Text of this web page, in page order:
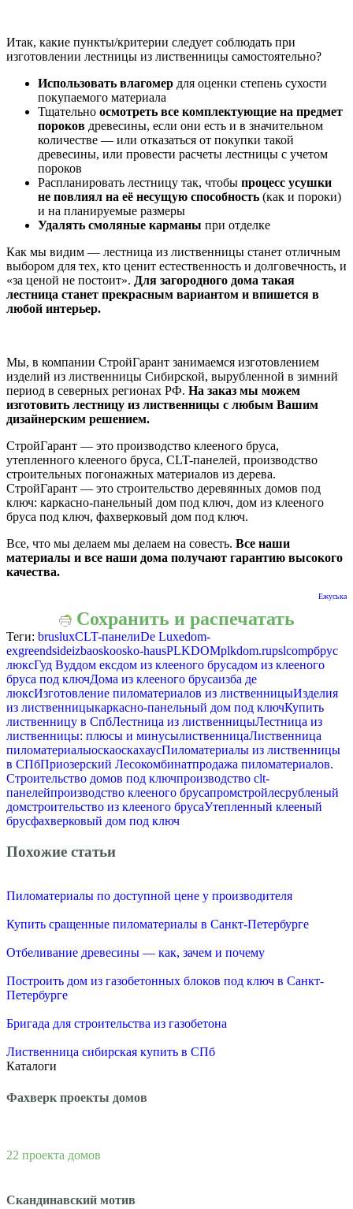
Итак, какие пункты/критерии следует соблюдать при
изготовлении лестницы из лиственницы самостоятельно?
Использовать влагомер для оценки степень сухости
покупаемого материала
Тщательно осмотреть все комплектующие на предмет
пороков древесины, если они есть и в значительном
количестве — или отказаться от покупки такой
древесины, или провести расчеты лестницы с учетом
пороков
Распланировать лестницу так, чтобы процесс усушки
не повлиял на её несущую способность (как и пороки)
и на планируемые размеры
Удалять смоляные карманы при отделке
Как мы видим — лестница из лиственницы станет отличным
выбором для тех, кто ценит естественность и долговечность, и
«за ценой не постоит». Для загородного дома такая
лестница станет прекрасным вариантом и впишется в
любой интерьер.
Мы, в компании СтройГарант занимаемся изготовлением
изделий из лиственницы Сибирской, вырубленной в зимний
период в северных регионах РФ. На заказ мы можем
изготовить лестницу из лиственницы с любым Вашим
дизайнерским решением.
СтройГарант — это производство клееного бруса,
утепленного клееного бруса, CLT-панелей, производство
строительных погонажных материалов из дерева.
СтройГарант — это строительство деревянных домов под
ключ: каркасно-панельный дом под ключ, дом из клееного
бруса под ключ, фахверковый дом под ключ.
Все, что мы делаем мы делаем на совесть. Все наши
материалы и все наши дома получают гарантию высокого
качества.
Ежуська
Сохранить и распечатать
Теги: brusluxCLT-панелиDe Luxedom-
exgreendsideizbaoskoosko-hausPLKDOMplkdom.rupslcompбрус
люксГуд Вуддом ексдом из клееного брусадом из клееного
бруса под ключДома из клееного брусаизба де
люксИзготовление пиломатериалов из лиственницыИзделия
из лиственницыкаркасно-панельный дом под ключКупить
лиственницу в СпбЛестница из лиственницыЛестница из
лиственницы: плюсы и минусылиственницаЛиственница
пиломатериалыоскаоскахаусПиломатериалы из лиственницы
в СПбПриозерский Лесокомбинатпродажа пиломатериалов.
Строительство домов под ключпроизводство clt-
панелейпроизводство клееного брусапромстройлесрубленый
домстроительство из клееного брусаУтепленный клееный
брусфахверковый дом под ключ
Похожие статьи
Пиломатериалы по доступной цене у производителя
Купить сращенные пиломатериалы в Санкт-Петербурге
Отбеливание древесины — как, зачем и почему
Построить дом из газобетонных блоков под ключ в Санкт-
Петербурге
Бригада для строительства из газобетона
Лиственница сибирская купить в СПб
Каталоги
Фахверк проекты домов
22 проекта домов
Скандинавский мотив